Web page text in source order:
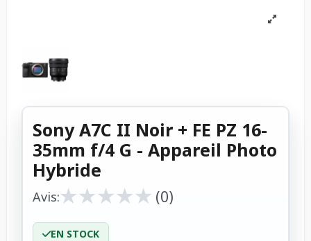
Sony A7C II Noir + FE PZ 16-
35mm f/4 G - Appareil Photo
Hybride
Avis:★
★★
★★
★★
★★
★ (0)
EN STOCK